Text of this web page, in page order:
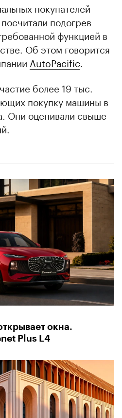
покупателей
подогрев
функцией в
Об этом говорится
AutoPacific.
более 19 тыс.
покупку машины в
Они оценивали свыше
окна.
Plus L4